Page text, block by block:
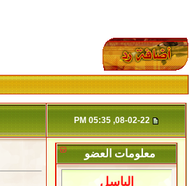
08-02-22, 05:35 PM
معلومات العضو
الباسل